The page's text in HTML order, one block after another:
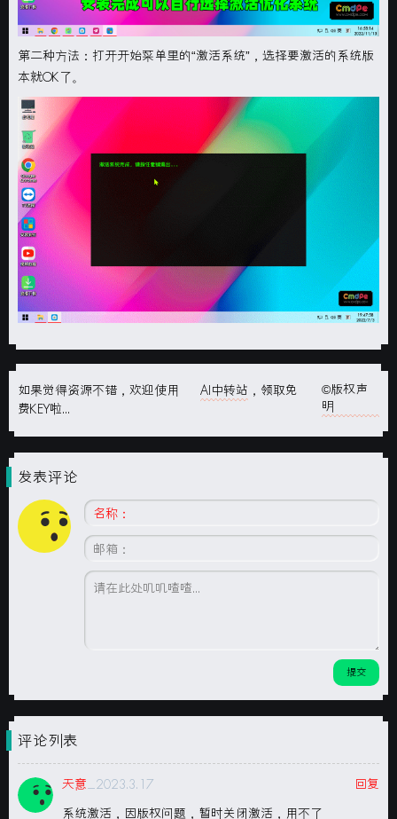
第二种方法：打开开始菜单里的“激活系统”，选择要激活的系统版
本就OK了。
如果觉得资源不错，欢迎使用 AI中转站 ，领取免
费KEY啦...
©版权声
明
发表评论
评论列表
天意_2023.3.17
回复
系统激活，因版权问题，暂时关闭激活，用不了